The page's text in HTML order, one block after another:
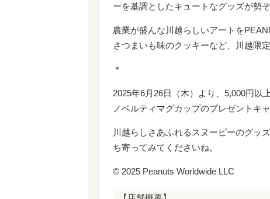
ーを基調としたキュートなグッズが勢ぞ
農業が盛んな川越らしいアートを
さつまいも味のクッキーなど、川越限
＊
2025年6月26日（木）より、5,000円以
ノベルティマグカップのプレゼントキ
川越らしさあふれるスヌーピーのグッ
ち寄ってみてくださいね。
© 2025 Peanuts Worldwide LLC